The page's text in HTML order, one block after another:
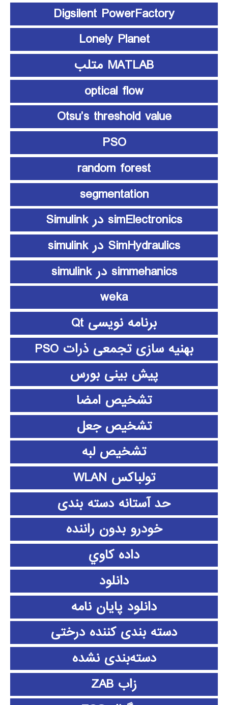
Digsilent PowerFactory
Lonely Planet
MATLAB متلب
optical flow
Otsu’s threshold value
PSO
random forest
segmentation
simElectronics در Simulink
SimHydraulics در simulink
simmehanics در simulink
weka
برنامه نویسی Qt
بهنیه سازی تجمعی ذرات PSO
پیش بینی بورس
تشخیص امضا
تشخیص جعل
تشخیص لبه
تولباکس WLAN
حد آستانه دسته بندی
خودرو بدون راننده
داده كاوي
دانلود
دانلود پايان نامه
دسته بندی کننده درختی
دسته‌بندی نشده
زاب ZAB